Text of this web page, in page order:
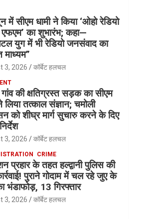
में सीएम धामी ने किया ‘ओहो रेडियो
का शुभारंभ; कहा—
युग में भी रेडियो जनसंवाद का
3, 2026 कॉर्बेट हलचल
की क्षतिग्रस्त सड़क का सीएम
लिया तत्काल संज्ञान; चमोली
को शीघ्र मार्ग सुचारु करने के दिए
3, 2026 कॉर्बेट हलचल
CRIME
प्रहार के तहत हल्द्वानी पुलिस की
पुराने गोदाम में चल रहे जुए के
भंडाफोड़, 13 गिरफ्तार
3, 2026 कॉर्बेट हलचल